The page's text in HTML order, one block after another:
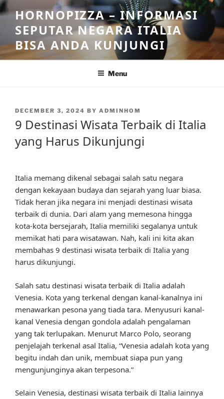
Skip
to
content
HORNOPIZZA – INFORMASI
SEPUTAR NEGARA ITALIA
BISA ANDA KUNJUNGI
Menu
POSTED
DECEMBER 3, 2024 BY ADMINHOM
9 Destinasi Wisata Terbaik di Italia
yang Harus Dikunjungi
Italia memang dikenal sebagai salah satu negara
dengan kekayaan budaya dan sejarah yang luar biasa.
Tidak heran jika negara ini menjadi destinasi wisata
terbaik di dunia. Dari alam yang memesona hingga
kota-kota bersejarah, Italia memiliki segalanya untuk
memikat hati para wisatawan. Nah, kali ini kita akan
membahas 9 destinasi wisata terbaik di Italia yang
harus dikunjungi.
Salah satu destinasi wisata terbaik di Italia adalah
Venesia. Kota yang terkenal dengan kanal-kanalnya ini
menawarkan pesona yang tiada tara. Menyusuri kanal-
kanal Venesia dengan gondola adalah pengalaman
yang tak terlupakan. Menurut Marco Polo, seorang
penjelajah terkenal asal Italia, “Venesia adalah kota yang
begitu indah dan unik, membuat siapa pun yang
mengunjunginya akan terpesona.”
Selain Venesia, destinasi wisata terbaik di Italia lainnya